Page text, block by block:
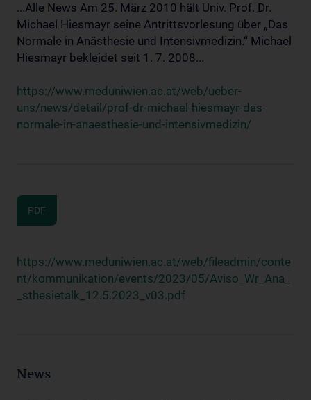
...Alle News Am 25. März 2010 hält Univ. Prof. Dr.
Michael Hiesmayr seine Antrittsvorlesung über „Das
Normale in Anästhesie und Intensivmedizin.“ Michael
Hiesmayr bekleidet seit 1. 7. 2008...
https://www.meduniwien.ac.at/web/ueber-
uns/news/detail/prof-dr-michael-hiesmayr-das-
normale-in-anaesthesie-und-intensivmedizin/
PDF
https://www.meduniwien.ac.at/web/fileadmin/conte
nt/kommunikation/events/2023/05/Aviso_Wr_Ana_
_sthesietalk_12.5.2023_v03.pdf
News